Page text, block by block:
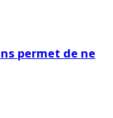
permet de ne